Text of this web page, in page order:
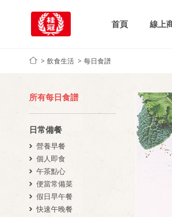
首頁 線上
飲食生活 每日食譜
所有每日食譜
日常備餐
營養早餐
個人即食
午茶點心
便當常備菜
假日早午餐
快速午晚餐